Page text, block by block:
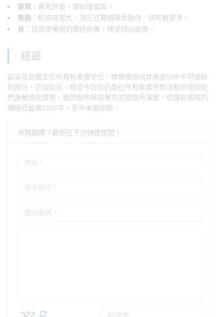
卻育： 黃色外披，類似僧伽梨。
南迦： 較卻育寬大，為正式典禮場合製作，拼布數更多。
貞： 日常穿著用的栗色外披，樣式類似卻育。
結語
袈裟在西藏文化中具有重要地位。佛教僧侶視其為文化中不可或缺
的部分。正因如此，時至今日你仍能在所有重要宗教活動中見到他
們身著這些僧袍。雖然製作與穿著方式隨歲月演變，但披搭僧袍的
傳統已延續2500年，至今未曾改變。
有問題嗎？歡迎在下方快速提問！